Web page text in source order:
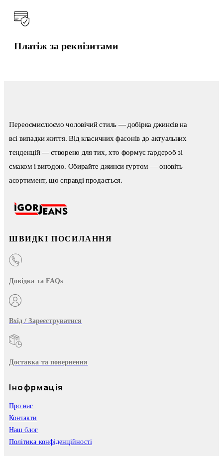
Платіж за реквізитами
Переосмислюємо чоловічий стиль — добірка джинсів на
всі випадки життя. Від класичних фасонів до актуальних
тенденцій — створено для тих, хто формує гардероб зі
смаком і вигодою. Обирайте джинси гуртом — оновіть
асортимент, що справді продається.
ШВИДКІ ПОСИЛАННЯ
Довідка та FAQs
Вхід / Зареєструватися
Доставка та повернення
Інофрмація
Про нас
Контакти
Наш блог
Політика конфіденційності